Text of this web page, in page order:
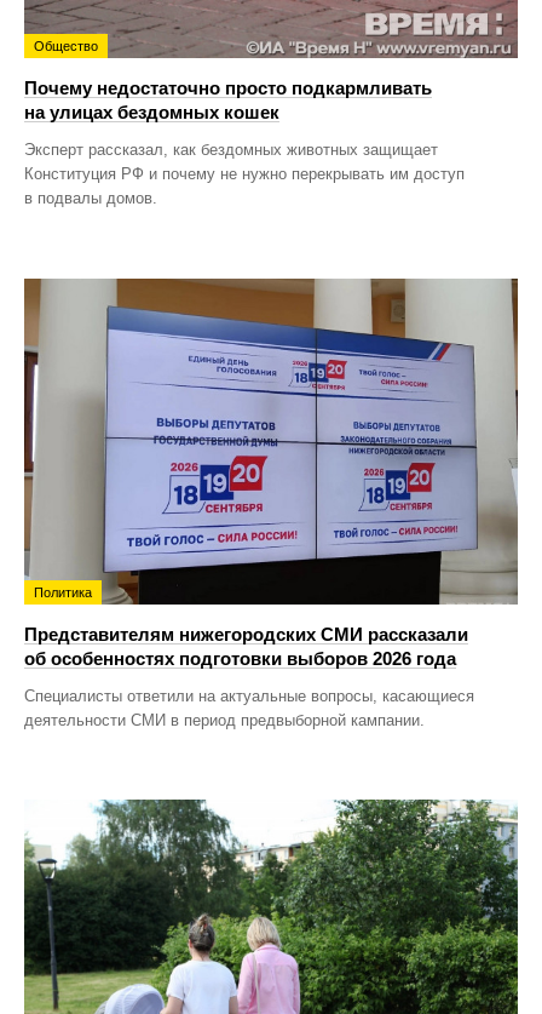
Общество
Почему недостаточно просто подкармливать
на улицах бездомных кошек
Эксперт рассказал, как бездомных животных защищает
Конституция РФ и почему не нужно перекрывать им доступ
в подвалы домов.
Политика
Представителям нижегородских СМИ рассказали
об особенностях подготовки выборов 2026 года
Специалисты ответили на актуальные вопросы, касающиеся
деятельности СМИ в период предвыборной кампании.